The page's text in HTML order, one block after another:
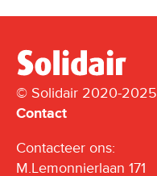
© Solidair 2020-2025
Contact
Contacteer ons:
M.Lemonnierlaan 171